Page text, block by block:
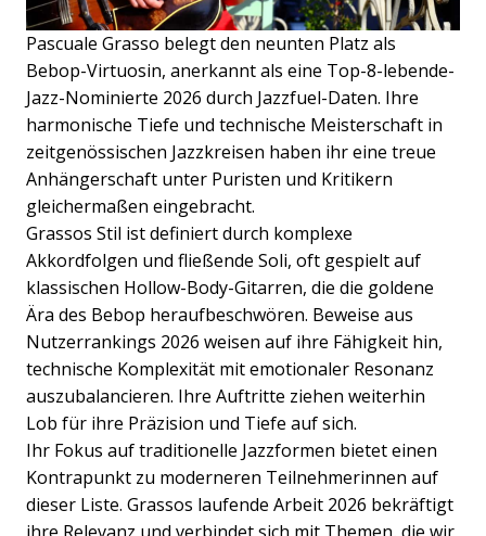
Pascuale Grasso belegt den neunten Platz als
Bebop-Virtuosin, anerkannt als eine Top-8-lebende-
Jazz-Nominierte 2026 durch Jazzfuel-Daten. Ihre
harmonische Tiefe und technische Meisterschaft in
zeitgenössischen Jazzkreisen haben ihr eine treue
Anhängerschaft unter Puristen und Kritikern
gleichermaßen eingebracht.
Grassos Stil ist definiert durch komplexe
Akkordfolgen und fließende Soli, oft gespielt auf
klassischen Hollow-Body-Gitarren, die die goldene
Ära des Bebop heraufbeschwören. Beweise aus
Nutzerrankings 2026 weisen auf ihre Fähigkeit hin,
technische Komplexität mit emotionaler Resonanz
auszubalancieren. Ihre Auftritte ziehen weiterhin
Lob für ihre Präzision und Tiefe auf sich.
Ihr Fokus auf traditionelle Jazzformen bietet einen
Kontrapunkt zu moderneren Teilnehmerinnen auf
dieser Liste. Grassos laufende Arbeit 2026 bekräftigt